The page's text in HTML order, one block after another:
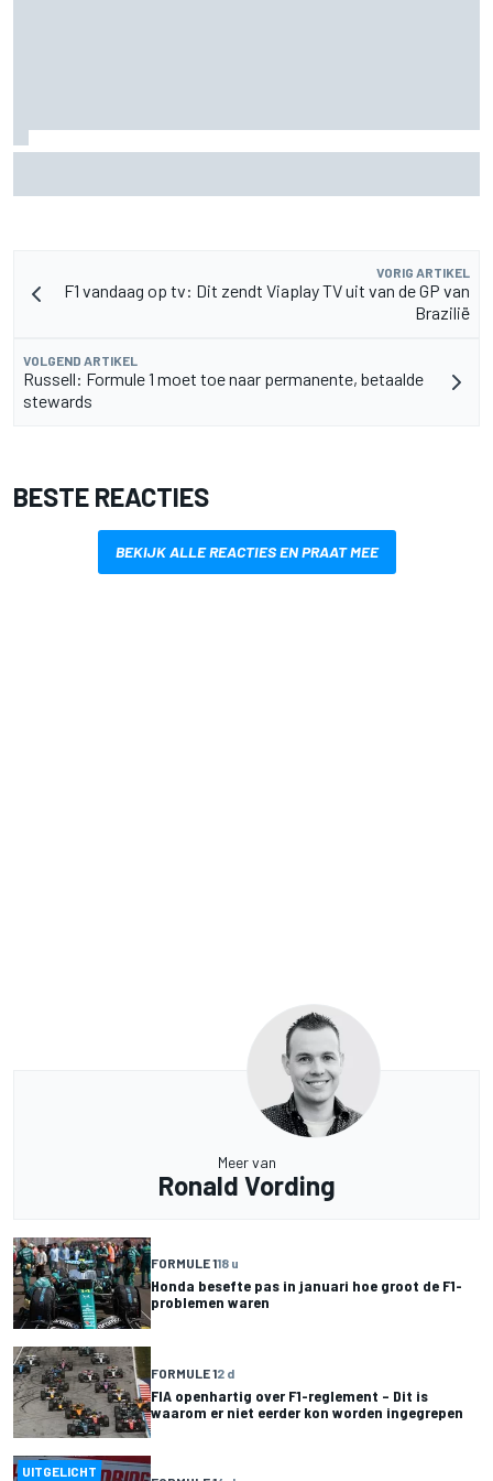
VORIG ARTIKEL
F1 vandaag op tv: Dit zendt Viaplay TV uit van de GP van
Brazilië
VOLGEND ARTIKEL
Russell: Formule 1 moet toe naar permanente, betaalde
stewards
BESTE REACTIES
BEKIJK ALLE REACTIES EN PRAAT MEE
Meer van
Ronald Vording
FORMULE 118 u
Honda besefte pas in januari hoe groot de F1-
problemen waren
FORMULE 12 d
FIA openhartig over F1-reglement – Dit is
waarom er niet eerder kon worden ingegrepen
UITGELICHT